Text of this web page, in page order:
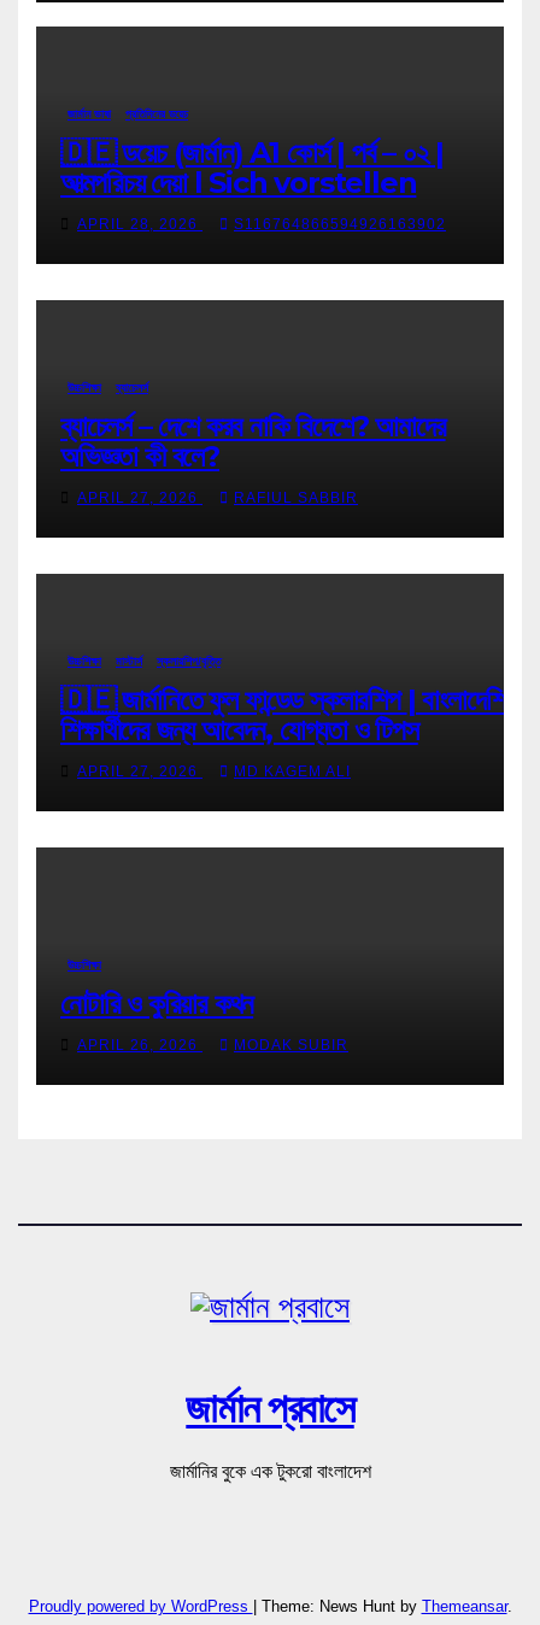
জার্মান ভাষা প্রতিদিনের ডয়েচ
🇩🇪 ডয়েচ (জার্মান) A1 কোর্স | পর্ব – ০২ |
আত্মপরিচয় দেয়া l Sich vorstellen
APRIL 28, 2026 S116764866594926163902
উচ্চশিক্ষা ব্যাচেলর্স
ব্যাচেলর্স – দেশে করব নাকি বিদেশে? আমাদের
অভিজ্ঞতা কী বলে?
APRIL 27, 2026 RAFIUL SABBIR
উচ্চশিক্ষা মাস্টার্স স্কলারশিপ/বৃত্তি
🇩🇪 জার্মানিতে ফুল ফান্ডেড স্কলারশিপ | বাংলাদেশি
শিক্ষার্থীদের জন্য আবেদন, যোগ্যতা ও টিপস
APRIL 27, 2026 MD KAGEM ALI
উচ্চশিক্ষা
নোটারি ও কুরিয়ার কথন
APRIL 26, 2026 MODAK SUBIR
জার্মান প্রবাসে
জার্মানির বুকে এক টুকরো বাংলাদেশ
Proudly powered by WordPress Theme: News Hunt by Themeansar.